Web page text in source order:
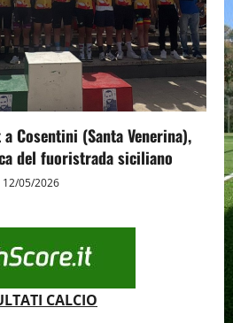
Cosentini (Santa Venerina),
del fuoristrada siciliano
12/05/2026
CALCIO